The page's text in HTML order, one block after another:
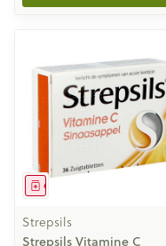
Geneesmiddel
Strepsils
Strepsils Vitamine C